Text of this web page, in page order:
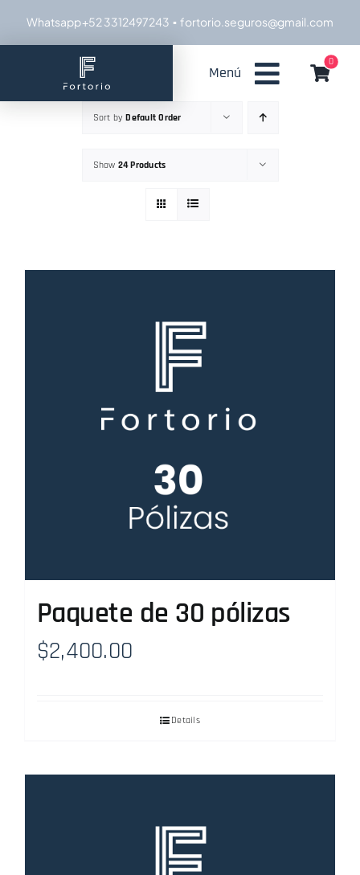
Whatsapp +52 3312497243 ▪ fortorio.seguros@gmail.com
Menú
0
Sort byDefault Order
Show 24 Products
Paquete de 30 pólizas
$2,400.00
Details